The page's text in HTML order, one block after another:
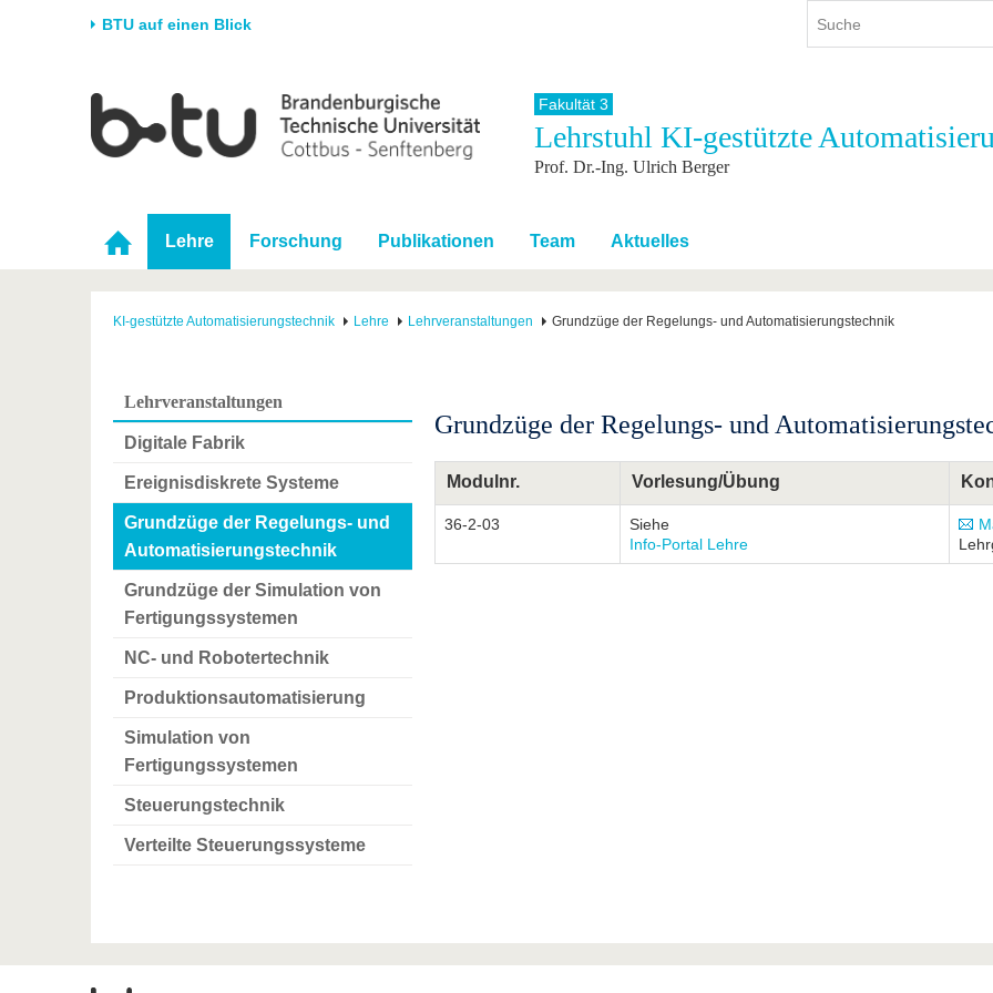
BTU auf einen Blick
Universität
Karriere & Engagement
Partnerschaften &
Strukturwandel
Forschung
Förderung
Wissenschaftlicher
Nachwuchs
Studium
Studienangebot
Im Studium
Nach dem Studium
International
Internationales Profil
Mit der BTU ins Ausland
Für internationale
Studierende
Kontakt
Weiterbildung
Fakultät 3
Lehrstuhl KI-gestützte
Prof. Dr.-Ing. Ulrich Berger
Lehre Forschung Publikationen Team Aktuelles
KI-gestützte Automatisierungstechnik Lehre Lehrveranstaltungen Grundzüge der Regelungs- und Automatisierungstechnik
Lehrveranstaltungen
Digitale Fabrik
Ereignisdiskrete Systeme
Grundzüge der Regelungs- und
Automatisierungstechnik
Grundzüge der Simulation von
Fertigungssystemen
NC- und Robotertechnik
Produktionsautomatisierung
Simulation von
Fertigungssystemen
Steuerungstechnik
Verteilte Steuerungssysteme
Grundzüge der Regelungs- und
Modulnr. Vorlesung/Übung
36-2-03
Siehe
Info-Portal Lehre